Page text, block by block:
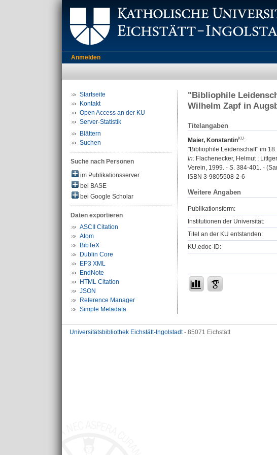
Anmelden
Startseite
Kontakt
Open Access an der KU
Server-Statistik
Blättern
Suchen
Suche nach Personen
im Publikationsserver
bei BASE
bei Google Scholar
Daten exportieren
ASCII Citation
Atom
BibTeX
Dublin Core
EP3 XML
EndNote
HTML Citation
JSON
Reference Manager
Simple Metadata
"Bibliophile
Wilhelm Zapf in
Titelangaben
Maier, Konstantin
:
"Bibliophile Leidenschaft" im
In: Flachenecker, Helmut ;
Verein, 1999. - S. 384-401. -
ISBN 3-9805508-2-6
Weitere Angaben
Publikationsform:
Institutionen der Universität:
Titel an der KU entstanden:
KU.edoc-ID:
Universitätsbibliothek Eichstätt-Ingolstadt- 85071 Eichstätt